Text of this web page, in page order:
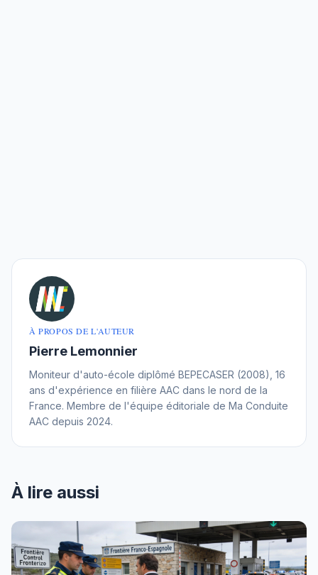
À PROPOS DE L'AUTEUR
Pierre Lemonnier
Moniteur d'auto-école diplômé BEPECASER (2008), 16
ans d'expérience en filière AAC dans le nord de la
France. Membre de l'équipe éditoriale de Ma Conduite
AAC depuis 2024.
À lire aussi